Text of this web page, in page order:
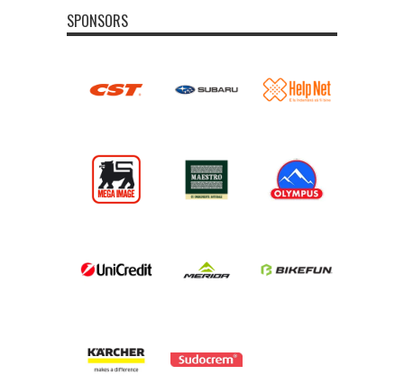
SPONSORS